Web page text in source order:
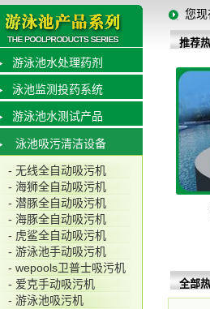
游泳池水处理药剂
泳池监测投药系统
游泳池水测试产品
泳池吸污清洁设备
- 无线全自动吸污机
- 海狮全自动吸污机
- 潜豚全自动吸污机
- 海豚全自动吸污机
- 虎鲨全自动吸污机
- 游泳池手动吸污机
- wepools卫普士吸污机
- 爱克手动吸污机
- 游泳池吸污机
您现
推荐
全部